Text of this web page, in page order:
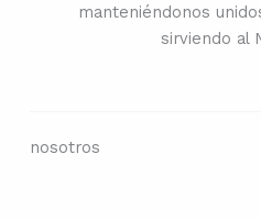
manteniéndonos
sirviendo al
nosotros